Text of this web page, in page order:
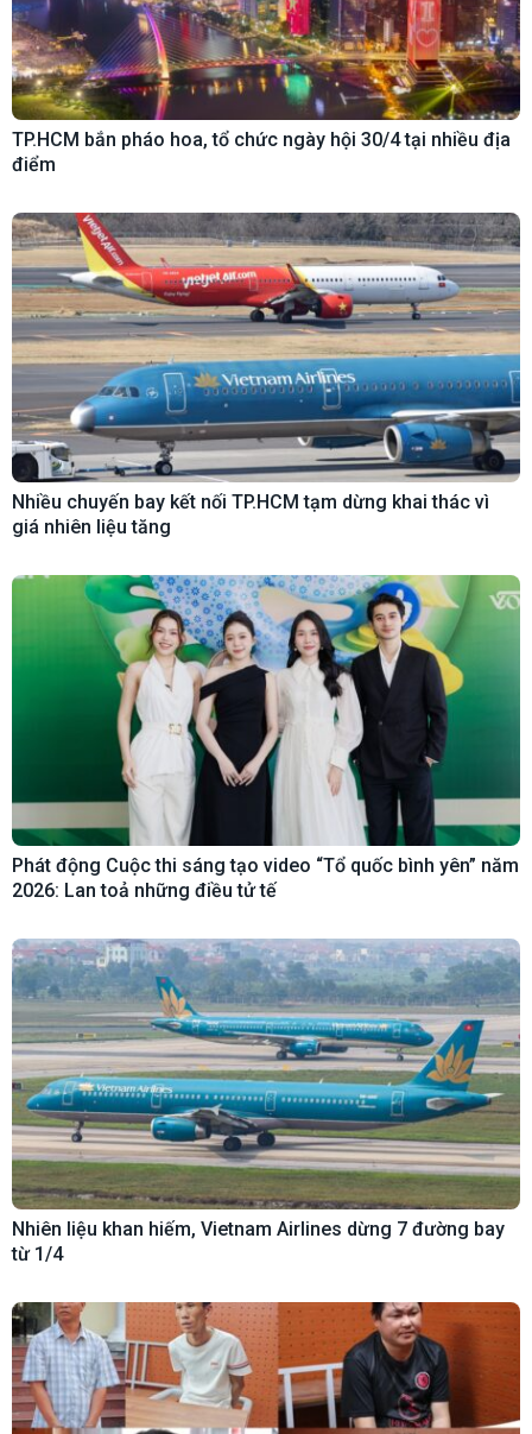
TP.HCM bắn pháo hoa, tổ chức ngày hội 30/4 tại nhiều địa
điểm
Nhiều chuyến bay kết nối TP.HCM tạm dừng khai thác vì
giá nhiên liệu tăng
Phát động Cuộc thi sáng tạo video “Tổ quốc bình yên” năm
2026: Lan toả những điều tử tế
Nhiên liệu khan hiếm, Vietnam Airlines dừng 7 đường bay
từ 1/4